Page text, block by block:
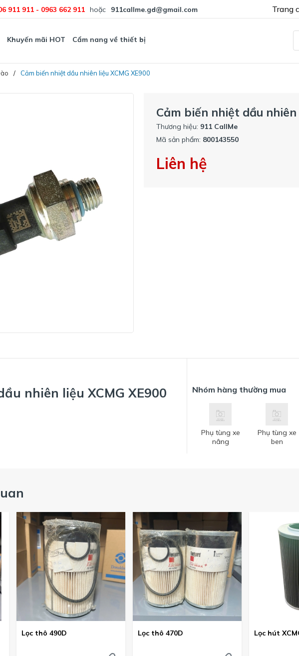
911 911 - 0963 662 911 hoặc 911callme.gd@gmail.com Trang
Khuyến mãi HOT Cẩm nang về thiết bị
Cảm biến nhiệt dầu nhiên liệu XCMG XE900
Cảm biến nhiệt dầu nhiên
Thương hiệu: 911 CallMe
Mã sản phẩm: 800143550
Liên hệ
nhiên liệu XCMG XE900 Nhóm hàng thường mua
Phụ tùng xe
nâng
Phụ tùng xe
ben
Lọc thô 490D Lọc thô 470D Lọc hút